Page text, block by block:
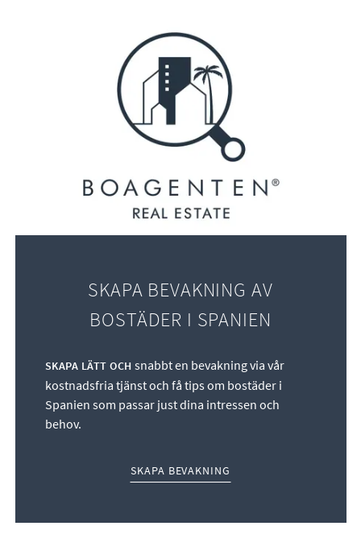
SKAPA BEVAKNING AV
BOSTÄDER I SPANIEN
SKAPA LÄTT OCH snabbt en bevakning via vår
kostnadsfria tjänst och få tips om bostäder i
Spanien som passar just dina intressen och
behov.
SKAPA BEVAKNING